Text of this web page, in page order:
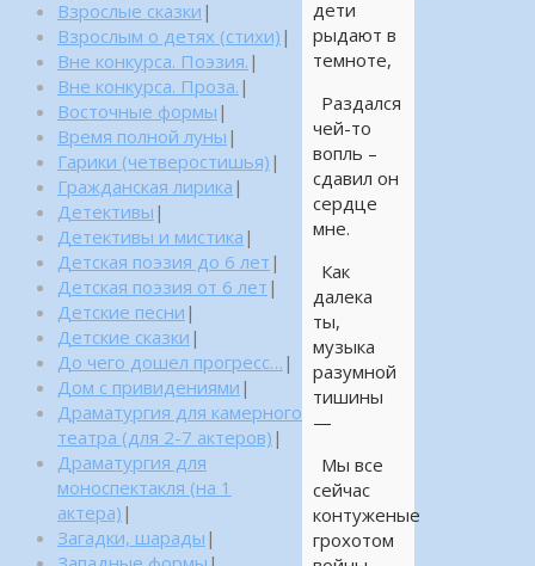
дети
рыдают в
темноте,
Раздался
чей-то
вопль –
сдавил он
сердце
мне.
Как
далека
ты,
музыка
разумной
тишины
—
Мы все
сейчас
контуженые
грохотом
Взрослые сказки |
Взрослым о детях (стихи) |
Вне конкурса. Поэзия. |
Вне конкурса. Проза. |
Восточные формы |
Время полной луны |
Гарики (четверостишья) |
Гражданская лирика |
Детективы |
Детективы и мистика |
Детская поэзия до 6 лет |
Детская поэзия от 6 лет |
Детские песни |
Детские сказки |
До чего дошел прогресс… |
Дом с привидениями |
Драматургия для камерного
театра (для 2-7 актеров) |
Драматургия для
моноспектакля (на 1
актера) |
Загадки, шарады |